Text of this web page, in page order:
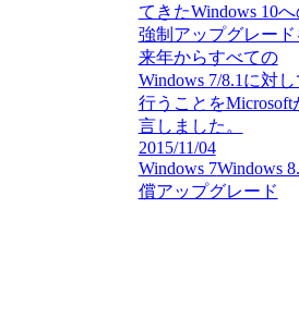
てきたWindows 10
強制アップグレード
来年からすべての
Windows 7/8.1に対し
行うことをMicrosoft
言しました。
2015/11/04
Windows 7Windows
償アップグレード